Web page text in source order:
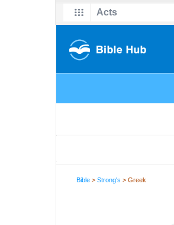
Bible >Strong's > Greek